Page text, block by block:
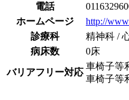
電話
ホームページ
http://
診療科
精神科 /
病床数
0床
バリアフリー対応
車椅子等
車椅子等